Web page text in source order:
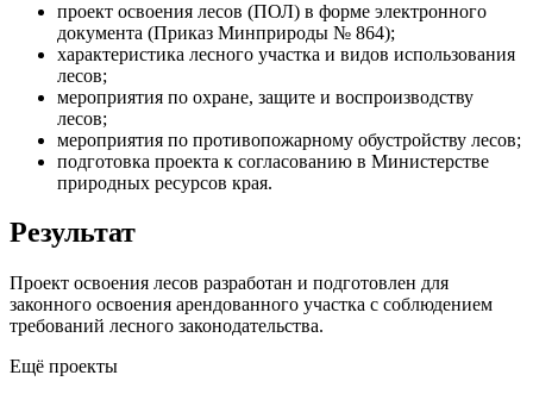
проект освоения лесов (ПОЛ) в форме электронного
документа (Приказ Минприроды № 864);
характеристика лесного участка и видов использования
лесов;
мероприятия по охране, защите и воспроизводству
лесов;
мероприятия по противопожарному обустройству лесов;
подготовка проекта к согласованию в Министерстве
природных ресурсов края.
Результат
Проект освоения лесов разработан и подготовлен для
законного освоения арендованного участка с соблюдением
требований лесного законодательства.
Ещё проекты